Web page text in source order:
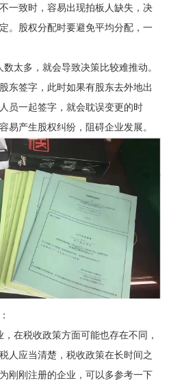
一致时，容易出现拍板人缺失，决
。股权分配时要避免平均分配，一
太多，就会导致决策比较难推动。
东签字，此时如果有股东去外地出
员一起签字，就会耽误变更的时
易产生股权纠纷，阻碍企业发展。
在税收政策方面可能也存在不同，
人应当清楚，税收政策在长时间之
刚刚注册的企业，可以多参考一下